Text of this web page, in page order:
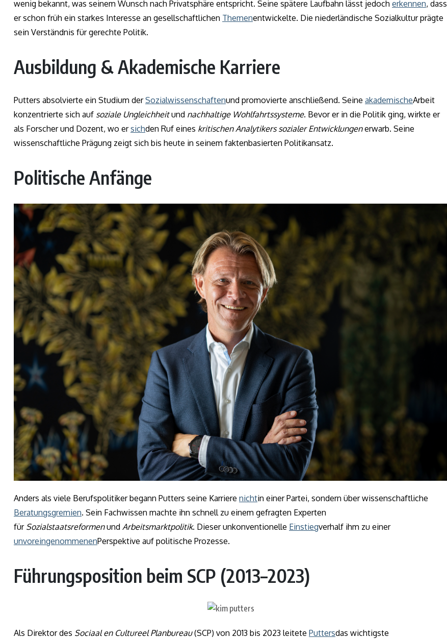
wenig bekannt, was seinem Wunsch nach Privatsphäre entspricht. Seine spätere Laufbahn lässt jedoch erkennen, dass
er schon früh ein starkes Interesse an gesellschaftlichen Themenentwickelte. Die niederländische Sozialkultur prägte
sein Verständnis für gerechte Politik.
Ausbildung & Akademische Karriere
Putters absolvierte ein Studium derSozialwissenschaftenund promovierte anschließend. Seine akademischeArbeit
konzentrierte sich auf soziale Ungleichheitund nachhaltige Wohlfahrtssysteme. Bevor er in die Politik ging, wirkte er
als Forscher und Dozent, wo ersichden Ruf eines kritischen Analytikers sozialer Entwicklungenerwarb. Seine
wissenschaftliche Prägung zeigt sich bis heute in seinem faktenbasierten Politikansatz.
Politische Anfänge
Anders als viele Berufspolitiker begann Putters seine Karriere nichtin einer Partei, sondern über wissenschaftliche
Beratungsgremien. Sein Fachwissen machte ihn schnell zu einem gefragten Experten
für Sozialstaatsreformenund Arbeitsmarktpolitik. Dieser unkonventionelle Einstiegverhalf ihm zu einer
unvoreingenommenenPerspektive auf politische Prozesse.
Führungsposition beim SCP (2013–2023)
Als Direktor des Sociaal en Cultureel Planbureau(SCP) von 2013 bis 2023 leitete Puttersdas wichtigste